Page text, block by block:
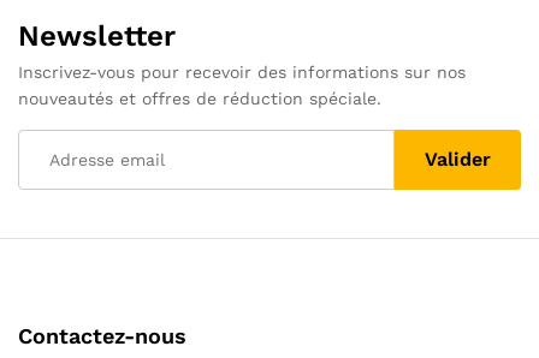
Newsletter
Inscrivez-vous pour recevoir des informations sur nos
nouveautés et offres de réduction spéciale.
Contactez-nous